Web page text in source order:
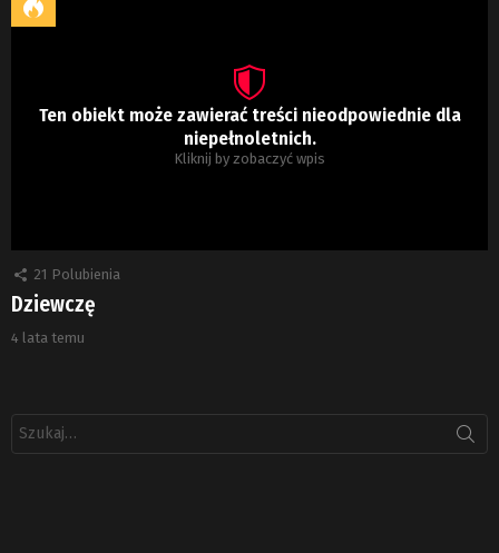
Ten obiekt może zawierać treści nieodpowiednie dla
niepełnoletnich.
Kliknij by zobaczyć wpis
21 Polubienia
Dziewczę
4 lata temu